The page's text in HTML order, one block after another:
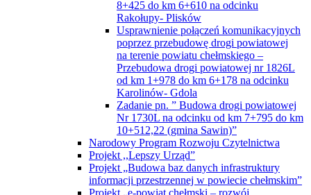
8+425 do km 6+610 na odcinku
Rakołupy- Plisków
Usprawnienie połączeń komunikacyjnych
poprzez przebudowę drogi powiatowej
na terenie powiatu chełmskiego –
Przebudowa drogi powiatowej nr 1826L
od km 1+978 do km 6+178 na odcinku
Karolinów- Gdola
Zadanie pn. ” Budowa drogi powiatowej
Nr 1730L na odcinku od km 7+795 do km
10+512,22 (gmina Sawin)”
Narodowy Program Rozwoju Czytelnictwa
Projekt ,,Lepszy Urząd”
Projekt „Budowa baz danych infrastruktury
informacji przestrzennej w powiecie chełmskim”
Projekt „e-powiat chełmski – rozwój